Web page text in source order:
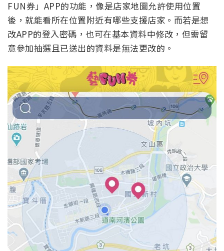
FUN券」APP的功能，像是店家地圖允許使用位置
後，就能看所在位置附近有哪些支援店家。而若是想
改APP的登入密碼，也可在基本資料中修改，但需留
意參加抽選且已送出的資料是無法更改的。